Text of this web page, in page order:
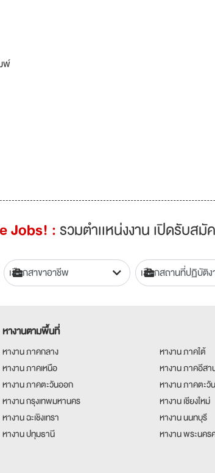
พ์
Jobs! :รวมตำเเหน่งงาน เปิดรับส
หางานตามพื้นที่
หางาน ภาคกลาง
หางาน ภาคใต้
หางาน ภาคเหนือ
หางาน ภาคอีสา
หางาน ภาคตะวันออก
หางาน ภาคตะวั
หางาน กรุงเทพมหานคร
หางาน เชียงใหม่
หางาน ฉะเชิงเทรา
หางาน นนทบุรี
หางาน ปทุมธานี
หางาน พระนคร